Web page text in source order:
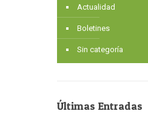
Actualidad
Boletines
Sin categoría
Últimas Entradas